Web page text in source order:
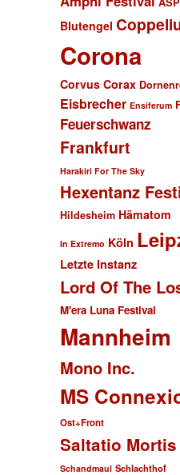
Blutengel
Corona
Corvus Corax
Eisbrecher Ensiferum
Feuerschwanz
Frankfurt
Harakiri For The Sky
Hexentanz
Hildesheim Hämatom
In Extremo Köln
Letzte Instanz
Lord Of The
M'era Luna Festival
Mannheim
Mono Inc.
MS
Ost+Front
Saltatio Mortis
Schandmaul Schlachthof